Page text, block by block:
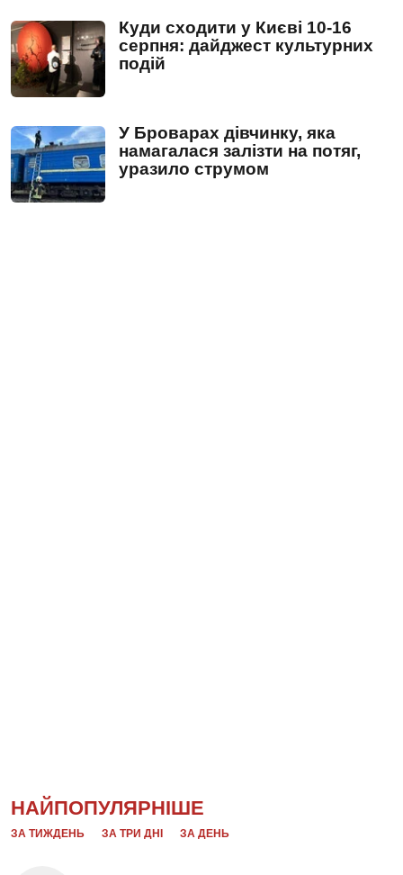
Куди сходити у Києві 10-16
серпня: дайджест культурних
подій
У Броварах дівчинку, яка
намагалася залізти на потяг,
уразило струмом
НАЙПОПУЛЯРНІШЕ
ЗА ТИЖДЕНЬ ЗА ТРИ ДНІ ЗА ДЕНЬ